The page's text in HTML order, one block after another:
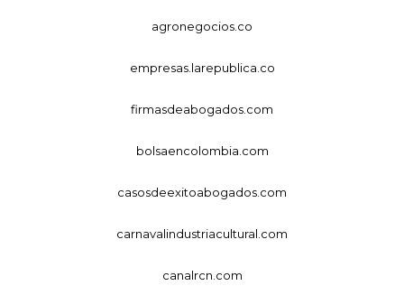
agronegocios.co
empresas.larepublica.co
firmasdeabogados.com
bolsaencolombia.com
casosdeexitoabogados.com
carnavalindustriacultural.com
canalrcn.com